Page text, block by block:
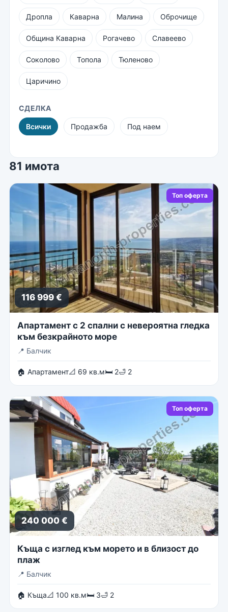
Дропла Каварна Малина Оброчище
Община Каварна Рогачево Славеево
Соколово Топола Тюленово
Царичино
СДЕЛКА
Всички Продажба Под наем
81 имота
Топ оферта
116 999 €
Апартамент с 2 спални с невероятна гледка
към безкрайното море
📍 Балчик
🏠 Апартамент📐 69 кв.м🛏 2🛁 2
Топ оферта
240 000 €
Къща с изглед към морето и в близост до
плаж
📍 Балчик
🏠 Къща📐 100 кв.м🛏 3🛁 2